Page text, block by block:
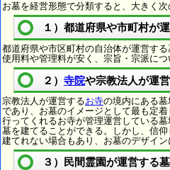
お墓を経営形態で分類すると、大きく次
１）都道府県や市町村が
都道府県や市区町村の自治体が運営す
使用料や管理料が安く、宗旨・宗派につ
２） 寺院や宗教法人が運
宗教法人が運営するお寺の境内にある
であり、お墓のイメージとして最も定
行ってくれるお寺が管理運営している
墓を建てることができる。しかし、信
建てれない場合もあり、お墓のデザイン
３）民間霊園が運営する